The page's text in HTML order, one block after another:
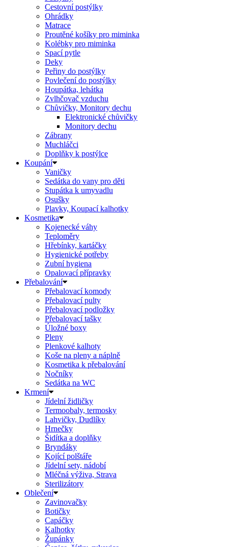
Cestovní postýlky
Ohrádky
Matrace
Proutěné košíky pro miminka
Kolébky pro miminka
Spací pytle
Deky
Peřiny do postýlky
Povlečení do postýlky
Houpátka, lehátka
Zvlhčovač vzduchu
Chůvičky, Monitory dechu
Elektronické chůvičky
Monitory dechu
Zábrany
Muchláčci
Doplňky k postýlce
Koupání
Vaničky
Sedátka do vany pro děti
Stupátka k umyvadlu
Osušky
Plavky, Koupací kalhotky
Kosmetika
Kojenecké váhy
Teploměry
Hřebínky, kartáčky
Hygienické potřeby
Zubní hygiena
Opalovací přípravky
Přebalování
Přebalovací komody
Přebalovací pulty
Přebalovací podložky
Přebalovací tašky
Úložné boxy
Pleny
Plenkové kalhoty
Koše na pleny a náplně
Kosmetika k přebalování
Nočníky
Sedátka na WC
Krmení
Jídelní židličky
Termoobaly, termosky
Lahvičky, Dudlíky
Hrnečky
Šidítka a doplňky
Bryndáky
Kojící polštáře
Jídelní sety, nádobí
Mléčná výživa, Strava
Sterilizátory
Oblečení
Zavinovačky
Botičky
Capáčky
Kalhotky
Župánky